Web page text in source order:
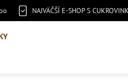
NAJVÄČŠÍ E-SHOP S